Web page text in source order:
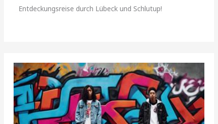
Entdeckungsreise durch Lübeck und Schlutup!